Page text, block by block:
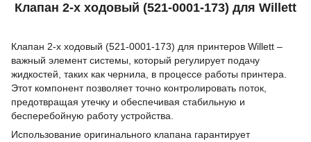
Клапан 2-х ходовый (521-0001-173) для Willett
Клапан 2-х ходовый (521-0001-173) для принтеров Willett –
важный элемент системы, который регулирует подачу
жидкостей, таких как чернила, в процессе работы принтера.
Этот компонент позволяет точно контролировать поток,
предотвращая утечку и обеспечивая стабильную и
бесперебойную работу устройства.
Использование оригинального клапана гарантирует